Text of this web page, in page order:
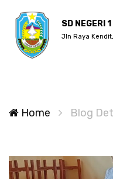
SD NEGERI
Jln Raya
Home Blog